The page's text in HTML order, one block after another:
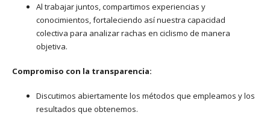
Al trabajar juntos, compartimos experiencias y
conocimientos, fortaleciendo así nuestra capacidad
colectiva para analizar rachas en ciclismo de manera
objetiva.
Compromiso con la transparencia:
Discutimos abiertamente los métodos que empleamos y los
resultados que obtenemos.